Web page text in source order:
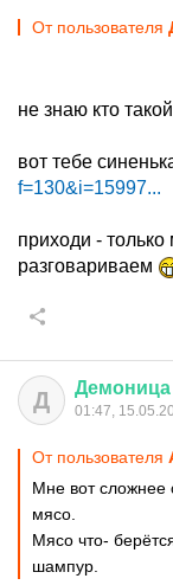
От пользователя
не знаю кто
вот тебе
f=130&i=15997...
приходи -
разговариваем
Д Демоница
01:47,
От пользователя
Мне вот сложнее
мясо.
Мясо что-
шампур.